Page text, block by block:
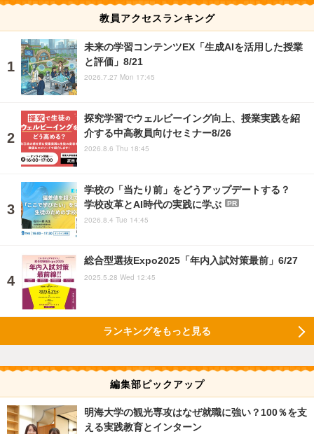
教員アクセスランキング
未来の学習コンテンツEX「生成AIを活用した授業
と評価」8/21
2026.7.27 Mon 17:45
探究学習でウェルビーイング向上、授業実践を紹
介する中高教員向けセミナー8/26
2026.8.6 Thu 18:45
学校の「当たり前」をどうアップデートする？
学校改革とAI時代の実践に学ぶ
PR
2026.8.4 Tue 14:45
総合型選抜Expo2025「年内入試対策最前」6/27
2025.5.28 Wed 12:45
ランキングをもっと見る
編集部ピックアップ
明海大学の観光専攻はなぜ就職に強い？100％を支
える実践教育とインターン